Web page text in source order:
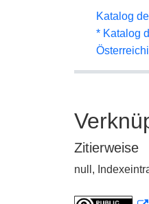
Katalog
* Katalog
Zitierweise
null,